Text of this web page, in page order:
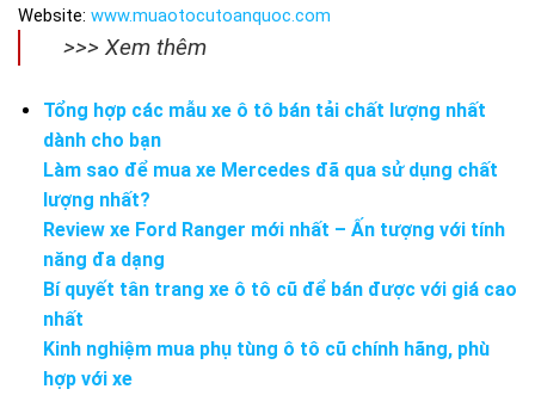
Website: www.muaotocutoanquoc.com
>>> Xem thêm
Tổng hợp các mẫu xe ô tô bán tải chất lượng nhất
dành cho bạn
Làm sao để mua xe Mercedes đã qua sử dụng chất
lượng nhất?
Review xe Ford Ranger mới nhất – Ấn tượng với tính
năng đa dạng
Bí quyết tân trang xe ô tô cũ để bán được với giá cao
nhất
Kinh nghiệm mua phụ tùng ô tô cũ chính hãng, phù
hợp với xe